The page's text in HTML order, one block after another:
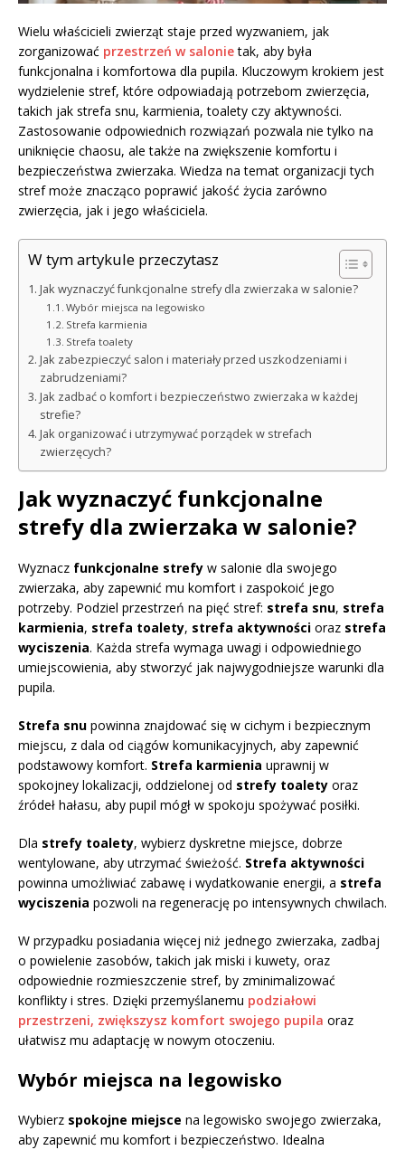
Wielu właścicieli zwierząt staje przed wyzwaniem, jak
zorganizować przestrzeń w salonietak, aby była
funkcjonalna i komfortowa dla pupila. Kluczowym krokiem jest
wydzielenie stref, które odpowiadają potrzebom zwierzęcia,
takich jak strefa snu, karmienia, toalety czy aktywności.
Zastosowanie odpowiednich rozwiązań pozwala nie tylko na
uniknięcie chaosu, ale także na zwiększenie komfortu i
bezpieczeństwa zwierzaka. Wiedza na temat organizacji tych
stref może znacząco poprawić jakość życia zarówno
zwierzęcia, jak i jego właściciela.
W tym artykule przeczytasz
Jak wyznaczyć funkcjonalne strefy dla zwierzaka w salonie?
Wybór miejsca na legowisko
Strefa karmienia
Strefa toalety
Jak zabezpieczyć salon i materiały przed uszkodzeniami i
zabrudzeniami?
Jak zadbać o komfort i bezpieczeństwo zwierzaka w każdej
strefie?
Jak organizować i utrzymywać porządek w strefach
zwierzęcych?
Jak wyznaczyć funkcjonalne
strefy dla zwierzaka w salonie?
Wyznacz funkcjonalne strefy w salonie dla swojego
zwierzaka, aby zapewnić mu komfort i zaspokoić jego
potrzeby. Podziel przestrzeń na pięć stref: strefa snu, strefa
karmienia, strefa toalety, strefa aktywności oraz strefa
wyciszenia. Każda strefa wymaga uwagi i odpowiedniego
umiejscowienia, aby stworzyć jak najwygodniejsze warunki dla
pupila.
Strefa snu powinna znajdować się w cichym i bezpiecznym
miejscu, z dala od ciągów komunikacyjnych, aby zapewnić
podstawowy komfort. Strefa karmienia uprawnij w
spokojney lokalizacji, oddzielonej od strefy toalety oraz
źródeł hałasu, aby pupil mógł w spokoju spożywać posiłki.
Dla strefy toalety, wybierz dyskretne miejsce, dobrze
wentylowane, aby utrzymać świeżość. Strefa aktywności
powinna umożliwiać zabawę i wydatkowanie energii, a strefa
wyciszenia pozwoli na regenerację po intensywnych chwilach.
W przypadku posiadania więcej niż jednego zwierzaka, zadbaj
o powielenie zasobów, takich jak miski i kuwety, oraz
odpowiednie rozmieszczenie stref, by zminimalizować
konflikty i stres. Dzięki przemyślanemu podziałowi
przestrzeni, zwiększysz komfort swojego pupila oraz
ułatwisz mu adaptację w nowym otoczeniu.
Wybór miejsca na legowisko
Wybierz spokojne miejsce na legowisko swojego zwierzaka,
aby zapewnić mu komfort i bezpieczeństwo. Idealna